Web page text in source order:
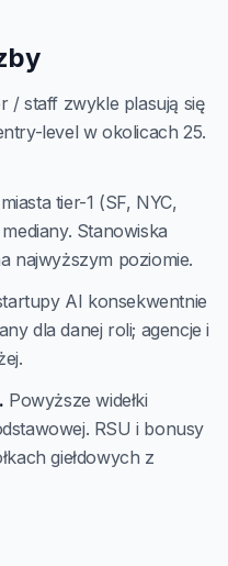
/ staff zwykle plasują się
level w okolicach 25.
tier-1 (SF, NYC,
Stanowiska
najwyższym poziomie.
AI konsekwentnie
dla danej roli; agencje i
Powyższe widełki
RSU i bonusy
giełdowych z